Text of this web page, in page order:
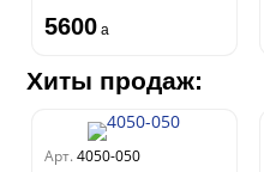
5600 a
Хиты продаж:
Арт.4050-050